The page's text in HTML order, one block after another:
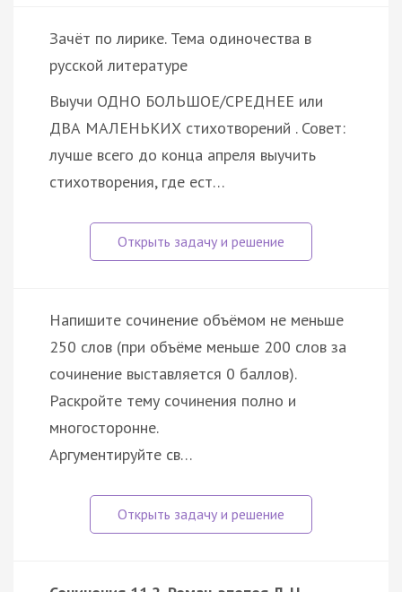
Зачёт по лирике. Тема одиночества в
русской литературе
Выучи ОДНО БОЛЬШОЕ/СРЕДНЕЕ или
ДВА МАЛЕНЬКИХ стихотворений . Совет:
лучше всего до конца апреля выучить
стихотворения, где ест…
Напишите сочинение объёмом не меньше
250 слов (при объёме меньше 200 слов за
сочинение выставляется 0 баллов).
Раскройте тему сочинения полно и
многосторонне.
Аргументируйте св…